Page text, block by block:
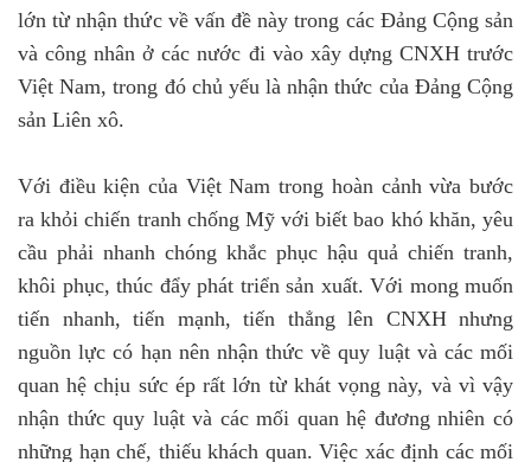
lớn từ nhận thức về vấn đề này trong các Đảng Cộng sản
và công nhân ở các nước đi vào xây dựng CNXH trước
Việt Nam, trong đó chủ yếu là nhận thức của Đảng Cộng
sản Liên xô.
Với điều kiện của Việt Nam trong hoàn cảnh vừa bước
ra khỏi chiến tranh chống Mỹ với biết bao khó khăn, yêu
cầu phải nhanh chóng khắc phục hậu quả chiến tranh,
khôi phục, thúc đẩy phát triển sản xuất. Với mong muốn
tiến nhanh, tiến mạnh, tiến thẳng lên CNXH nhưng
nguồn lực có hạn nên nhận thức về quy luật và các mối
quan hệ chịu sức ép rất lớn từ khát vọng này, và vì vậy
nhận thức quy luật và các mối quan hệ đương nhiên có
những hạn chế, thiếu khách quan. Việc xác định các mối